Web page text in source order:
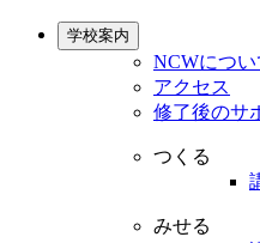
学校案内
NCWについ
アクセス
修了後のサ
つくる
みせる